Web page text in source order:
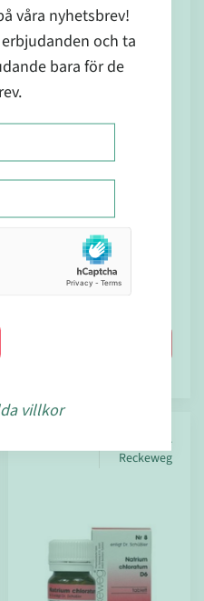
Nr 1
fluoratum
D6 Cellsalt
Dr.
Reckeweg
våra nyhetsbrev!
och ta
bara för de
villkor